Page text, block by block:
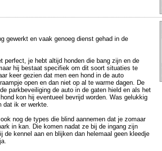
gewerkt en vaak genoeg dienst gehad in de
perfect, je hebt altijd honden die bang zijn en de
hij bestaat specifiek om dit soort situaties te
keer gezien dat men een hond in de auto
open en dan niet op al te warme dagen. De
parkbeveiliging de auto in de gaten hield en als het
kon hij eventueel bevrijd worden. Was gelukkig
dat ik er werkte.
nog de types die blind aannemen dat je zomaar
in kan. Die komen nadat ze bij de ingang zijn
de kennel aan en blijken dan helemaal geen kleedje